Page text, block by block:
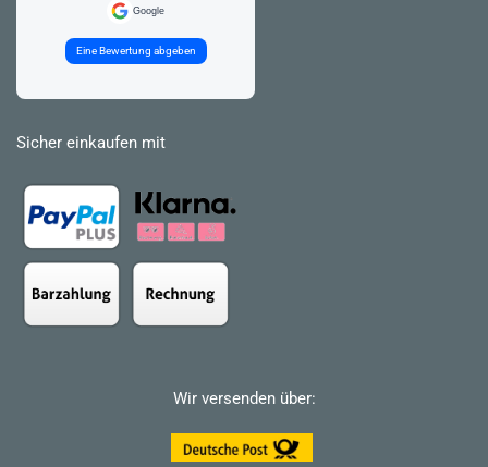
Google
Eine Bewertung abgeben
Sicher einkaufen mit
Wir versenden über: